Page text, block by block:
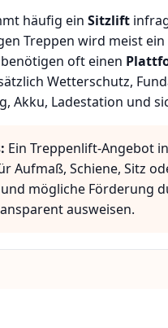
häufig ein Sitzlift
Treppen wird meist
oft einen
Wetterschutz,
Akku, Ladestation und
Ein Treppenlift-Angebot
Aufmaß, Schiene, Sitz
mögliche Förderung
ausweisen.